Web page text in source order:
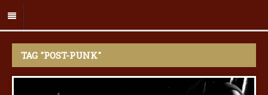
TAG "POST-PUNK"